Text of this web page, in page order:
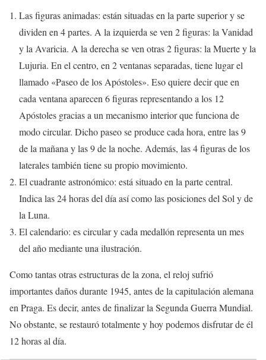
Las figuras animadas: están situadas en la parte superior y se
dividen en 4 partes. A la izquierda se ven 2 figuras: la Vanidad
y la Avaricia. A la derecha se ven otras 2 figuras: la Muerte y la
Lujuria. En el centro, en 2 ventanas separadas, tiene lugar el
llamado «Paseo de los Apóstoles». Eso quiere decir que en
cada ventana aparecen 6 figuras representando a los 12
Apóstoles gracias a un mecanismo interior que funciona de
modo circular. Dicho paseo se produce cada hora, entre las 9
de la mañana y las 9 de la noche. Además, las 4 figuras de los
laterales también tiene su propio movimiento.
El cuadrante astronómico: está situado en la parte central.
Indica las 24 horas del día así como las posiciones del Sol y de
la Luna.
El calendario: es circular y cada medallón representa un mes
del año mediante una ilustración.
Como tantas otras estructuras de la zona, el reloj sufrió
importantes daños durante 1945, antes de la capitulación alemana
en Praga. Es decir, antes de finalizar la Segunda Guerra Mundial.
No obstante, se restauró totalmente y hoy podemos disfrutar de él
12 horas al día.